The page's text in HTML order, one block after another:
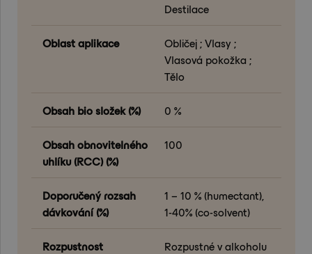
Destilace
Oblast aplikace
Obličej ; Vlasy ;
Vlasová pokožka ;
Tělo
Obsah bio složek (%) 0 %
Obsah obnovitelného
uhlíku (RCC) (%)
100
Doporučený rozsah
dávkování (%)
1 – 10 % (humectant),
1-40% (co-solvent)
Rozpustnost
Rozpustné v alkoholu